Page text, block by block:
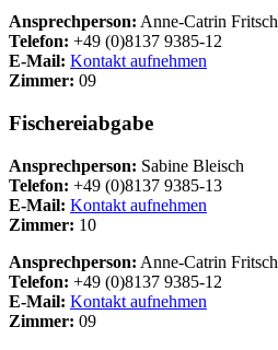
Ansprechperson: Anne-Catrin Fritsch
Telefon: +49 (0)8137 9385-12
E-Mail: Kontakt aufnehmen
Zimmer: 09
Fischereiabgabe
Ansprechperson: Sabine Bleisch
Telefon: +49 (0)8137 9385-13
E-Mail: Kontakt aufnehmen
Zimmer: 10
Ansprechperson: Anne-Catrin Fritsch
Telefon: +49 (0)8137 9385-12
E-Mail: Kontakt aufnehmen
Zimmer: 09